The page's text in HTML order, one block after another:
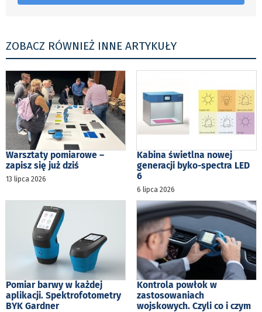
ZOBACZ RÓWNIEŻ INNE ARTYKUŁY
Warsztaty pomiarowe –
zapisz się już dziś
13 lipca 2026
Kabina świetlna nowej
generacji byko-spectra LED
6
6 lipca 2026
Pomiar barwy w każdej
aplikacji. Spektrofotometry
BYK Gardner
Kontrola powłok w
zastosowaniach
wojskowych. Czyli co i czym